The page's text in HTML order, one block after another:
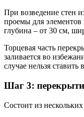
При возведение стен
проемы для
глубина – от 30 см,
Торцевая часть
заливается во
случае нельзя
Шаг 3:
Состоит из